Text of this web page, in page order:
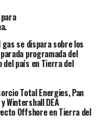
se dispara sobre los
programada del
del país en Tierra del
Total Energies, Pan
Wintershall DEA
Offshore en Tierra del